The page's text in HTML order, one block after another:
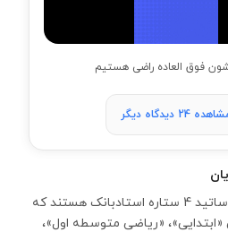
فوق العاده راضی هستیم
24 دیدگاه دیگر
استاد حجاریان از اساتید 4 ستاره استادبانک هستند که
«ریاضی متوسطه اول»،